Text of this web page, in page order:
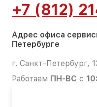
+7 (812)
Адрес офиса
Петербурге
г. Санкт-Петербург,
Работаем ПН-ВС с